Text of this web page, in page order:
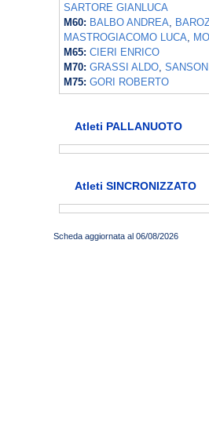
SARTORE GIANLUCA
M60: BALBO ANDREA,
MASTROGIACOMO LUCA,
M65: CIERI ENRICO
M70: GRASSI ALDO,
M75: GORI ROBERTO
Atleti PALLANUOTO
Atleti SINCRONIZZATO
Scheda aggiornata al 06/08/2026